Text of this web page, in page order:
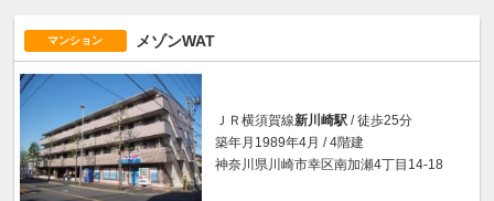
マンション メゾンWAT
ＪＲ横須賀線新川崎駅 / 徒歩25分
築年月1989年4月 / 4階建
神奈川県川崎市幸区南加瀬4丁目14-18